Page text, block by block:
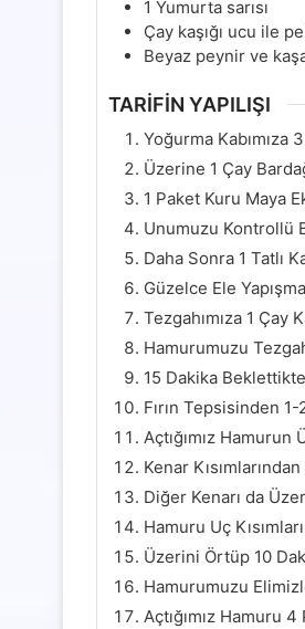
1 Yumurta sarısı
Çay kaşığı ucu ile
Beyaz peynir ve
TARİFİN YAPILIŞI
Yoğurma Kabımıza
Üzerine 1 Çay
1 Paket Kuru Maya
Unumuzu Kontrollü
Daha Sonra 1 Tatlı
Güzelce Ele
Tezgahımıza 1 Çay
Hamurumuzu
15 Dakika
Fırın Tepsisinden
Açtığımız
Kenar
Diğer Kenarı da
Hamuru Uç
Üzerini Örtüp 10
Hamurumuzu
Açtığımız Hamuru